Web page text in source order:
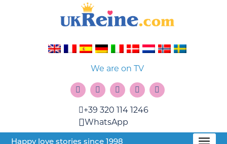
We are on TV
+39 320 114 1246
WhatsApp
Happy love stories since 1998